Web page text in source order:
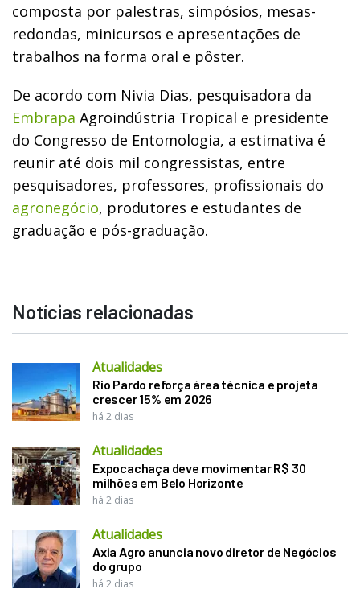
composta por palestras, simpósios, mesas-
redondas, minicursos e apresentações de
trabalhos na forma oral e pôster.
De acordo com Nivia Dias, pesquisadora da
Embrapa Agroindústria Tropical e presidente
do Congresso de Entomologia, a estimativa é
reunir até dois mil congressistas, entre
pesquisadores, professores, profissionais do
agronegócio, produtores e estudantes de
graduação e pós-graduação.
Notícias relacionadas
Atualidades
Rio Pardo reforça área técnica e projeta
crescer 15% em 2026
há 2 dias
Atualidades
Expocachaça deve movimentar R$ 30
milhões em Belo Horizonte
há 2 dias
Atualidades
Axia Agro anuncia novo diretor de Negócios
do grupo
há 2 dias